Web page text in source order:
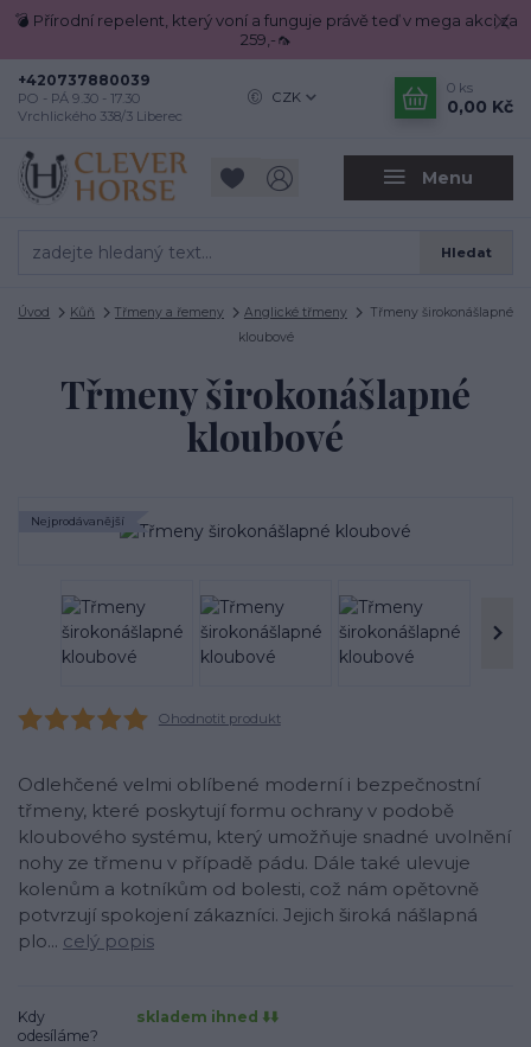
💣 Přírodní repelent, který voní a funguje právě teď v mega akci za
259,-🦟
Menu
CZK
Hledat
+420737880039
PO - PÁ 9.30 - 17.30
Vrchlického 338/3 Liberec
0 ks
0,00 Kč
Úvod Kůň Třmeny a řemeny Anglické třmeny
Třmeny širokonášlapné
kloubové
Třmeny širokonášlapné
kloubové
Nejprodávanější
Ohodnotit produkt
Odlehčené velmi oblíbené moderní i bezpečnostní
třmeny, které poskytují formu ochrany v podobě
kloubového systému, který umožňuje snadné uvolnění
nohy ze třmenu v případě pádu. Dále také ulevuje
kolenům a kotníkům od bolesti, což nám opětovně
potvrzují spokojení zákazníci. Jejich široká nášlapná
plo... celý popis
Kdy
odesíláme?
skladem ihned ⬇️⬇️